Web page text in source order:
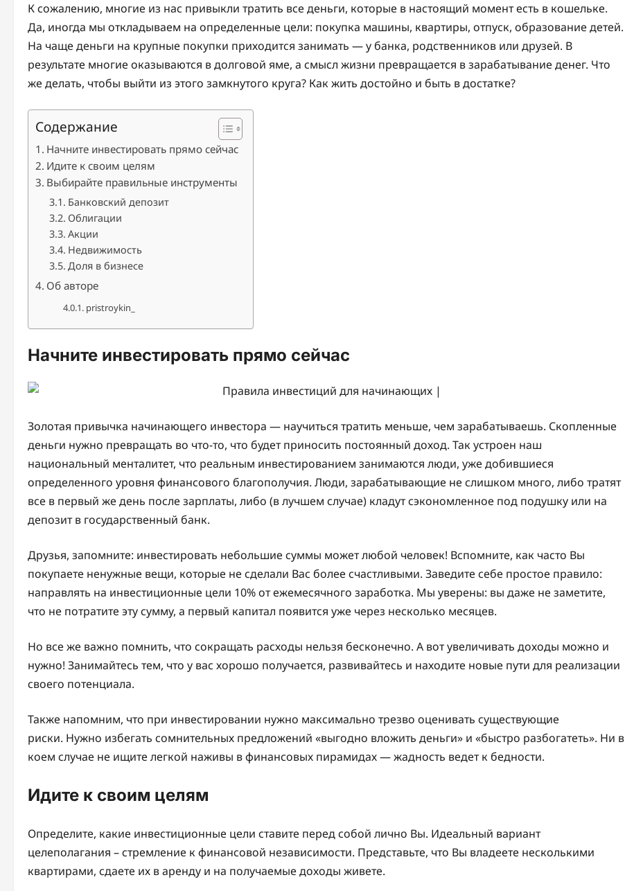
К сожалению, многие из нас привыкли тратить все деньги, которые в настоящий момент есть в кошельке.
Да, иногда мы откладываем на определенные цели: покупка машины, квартиры, отпуск, образование детей.
На чаще деньги на крупные покупки приходится занимать — у банка, родственников или друзей. В
результате многие оказываются в долговой яме, а смысл жизни превращается в зарабатывание денег. Что
же делать, чтобы выйти из этого замкнутого круга? Как жить достойно и быть в достатке?
Содержание
Начните инвестировать прямо сейчас
Идите к своим целям
Выбирайте правильные инструменты
Банковский депозит
Облигации
Акции
Недвижимость
Доля в бизнесе
Об авторе
pristroykin_
Начните инвестировать прямо сейчас
Золотая привычка начинающего инвестора — научиться тратить меньше, чем зарабатываешь. Скопленные
деньги нужно превращать во что-то, что будет приносить постоянный доход. Так устроен наш
национальный менталитет, что реальным инвестированием занимаются люди, уже добившиеся
определенного уровня финансового благополучия. Люди, зарабатывающие не слишком много, либо тратят
все в первый же день после зарплаты, либо (в лучшем случае) кладут сэкономленное под подушку или на
депозит в государственный банк.
Друзья, запомните: инвестировать небольшие суммы может любой человек! Вспомните, как часто Вы
покупаете ненужные вещи, которые не сделали Вас более счастливыми. Заведите себе простое правило:
направлять на инвестиционные цели 10% от ежемесячного заработка. Мы уверены: вы даже не заметите,
что не потратите эту сумму, а первый капитал появится уже через несколько месяцев.
Но все же важно помнить, что сокращать расходы нельзя бесконечно. А вот увеличивать доходы можно и
нужно! Занимайтесь тем, что у вас хорошо получается, развивайтесь и находите новые пути для реализации
своего потенциала.
Также напомним, что при инвестировании нужно максимально трезво оценивать существующие
риски. Нужно избегать сомнительных предложений «выгодно вложить деньги» и «быстро разбогатеть». Ни в
коем случае не ищите легкой наживы в финансовых пирамидах — жадность ведет к бедности.
Идите к своим целям
Определите, какие инвестиционные цели ставите перед собой лично Вы. Идеальный вариант
целеполагания – стремление к финансовой независимости. Представьте, что Вы владеете несколькими
квартирами, сдаете их в аренду и на получаемые доходы живете.